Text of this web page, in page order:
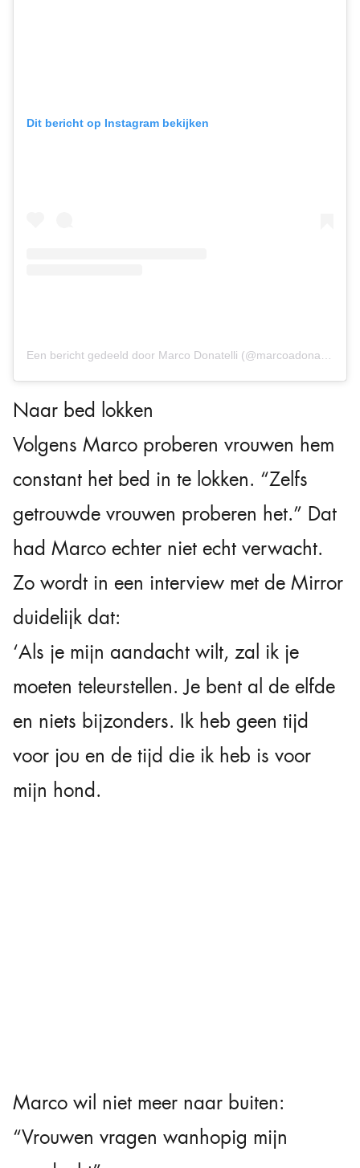
Dit bericht op Instagram bekijken
Naar bed lokken
Volgens Marco proberen vrouwen hem
constant het bed in te lokken. “Zelfs
getrouwde vrouwen proberen het.” Dat
had Marco echter niet echt verwacht.
Zo wordt in een interview met de Mirror
duidelijk dat:
‘Als je mijn aandacht wilt, zal ik je
moeten teleurstellen. Je bent al de elfde
en niets bijzonders. Ik heb geen tijd
voor jou en de tijd die ik heb is voor
mijn hond.
Marco wil niet meer naar buiten:
“Vrouwen vragen wanhopig mijn